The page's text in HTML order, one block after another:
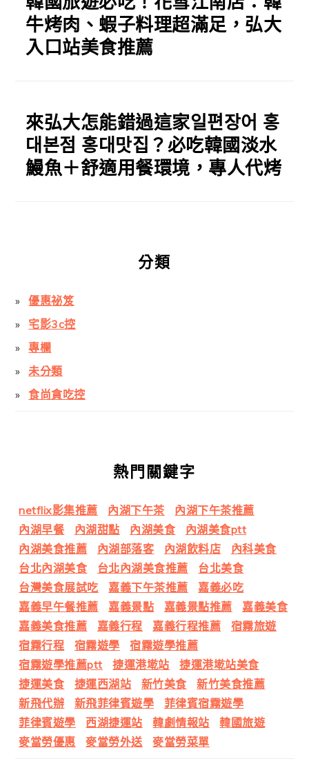
牛烤肉、蝦子料理超滿足，弘大
入口站美食推薦
來弘大怎能錯過這家일편장어 홍
대본점 홍대맛집？必吃韓國淡水
鰻魚＋舒適用餐環境，專人代烤
分類
優惠祕笈
宅影3c控
專欄
未分類
食尚貪吃控
熱門關鍵字
netflix影集推薦 內湖下午茶
內湖下午茶推薦
內湖早餐
內湖甜點 內湖美食
內湖美食ptt
內湖美食推薦
內湖部落客 內湖飲料店
內科美食
台北內湖美食
台北內湖美食推薦
台北美食
台灣美食展試吃
嘉義下午茶推薦
嘉義必吃
嘉義早午餐推薦
嘉義景點 嘉義景點推薦
嘉義美食
嘉義美食推薦
嘉義行程 嘉義行程推薦
宿霧旅遊
宿霧行程
宿霧遊學
宿霧遊學推薦
宿霧遊學推薦ptt
捷運港墘站
捷運港墘站美食
捷運美食
捷運西湖站 新竹美食
新竹美食推薦
新飛代辦
新飛菲律賓遊學
菲律賓宿霧遊學
菲律賓遊學
西湖捷運站 韓劇情報站
韓國旅遊
麥當勞優惠
麥當勞外送 麥當勞菜單